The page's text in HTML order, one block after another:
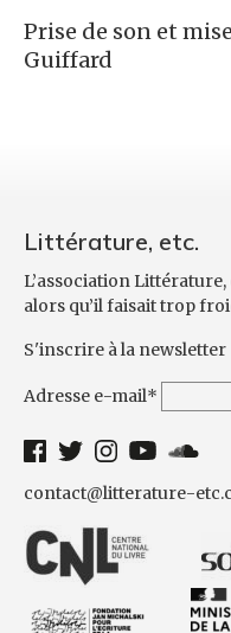
Prise de son et
Guiffard
Littérature, etc.
L’association Littérature,
alors qu’il faisait trop
S'inscrire à la newsletter
Adresse e-mail*
contact@litterature-